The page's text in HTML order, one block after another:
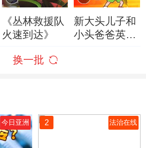
《丛林救援队
火速到达》
新大头儿子和
小头爸爸英雄
换一批
今日亚洲 2 法治在线